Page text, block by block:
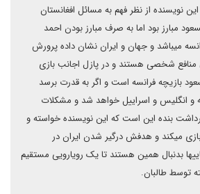
نویسنده از نظر فهم به مسائل افغانستان
مبارز بود اما به صرف مبارز بودن احمد
میباشد و جهان و ایران نشان داده پرورش
منافع شخصی هستند و در پازل اجانب بازی
بازیچه فرانسه است و اگر به قدرت برسد
و انگلیس و اسراییل خواهد شد و مشکلات
بنده این است که این نویسنده خواسته و
میکند و هدفش درگیر شدن ایران در
بدنبال همین هستند تا یک رویارویی مستقیم
توسط طالبان.